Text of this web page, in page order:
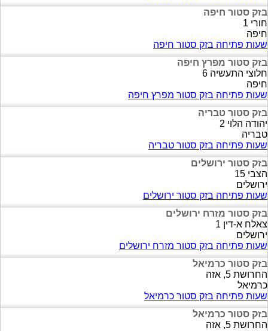
בזק סטור חיפה
חורי 1
חיפה
שעות פתיחה בזק סטור חיפה
בזק סטור מפרץ חיפה
חלוצי התעשיה 6
חיפה
שעות פתיחה בזק סטור מפרץ חיפה
בזק סטור טבריה
יהודה הלוי 2
טבריה
שעות פתיחה בזק סטור טבריה
בזק סטור ירושלים
הצבי 15
ירושלים
שעות פתיחה בזק סטור ירושלים
בזק סטור מזרח ירושלים
צאלח א-דין 1
ירושלים
שעות פתיחה בזק סטור מזרח ירושלים
בזק סטור כרמיאל
החרושת 5, אזה
כרמיאל
שעות פתיחה בזק סטור כרמיאל
בזק סטור כרמיאל
החרושת 5, אזה